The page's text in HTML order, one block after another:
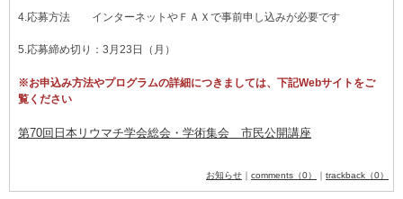
4.応募方法 インターネットやＦＡＸで事前申し込みが必要です
5.応募締め切り：3月23日（月）
※お申込み方法やプログラムの詳細につきましては、下記Webサイトをご
覧ください
第70回日本リウマチ学会総会・学術集会 市民公開講座
お知らせ ｜ comments（0） ｜ trackback（0）